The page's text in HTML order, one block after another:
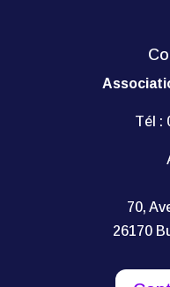
Tél :
70,
26170